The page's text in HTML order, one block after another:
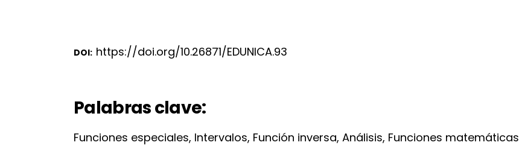
DOI: https://doi.org/10.26871/EDUNICA.93
Palabras clave:
Funciones especiales, Intervalos, Función inversa, Análisis, Funciones matemáticas